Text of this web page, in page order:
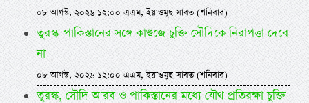
০৮ আগস্ট, ২০২৬ ১২:০০ এএম, ইয়াওমুছ সাবত (শনিবার)
তুরস্ক-পাকিস্তানের সঙ্গে কাগুজে চুক্তি সৌদিকে নিরাপত্তা দেবে
না
০৮ আগস্ট, ২০২৬ ১২:০০ এএম, ইয়াওমুছ সাবত (শনিবার)
তুরস্ক, সৌদি আরব ও পাকিস্তানের মধ্যে যৌথ প্রতিরক্ষা চুক্তি